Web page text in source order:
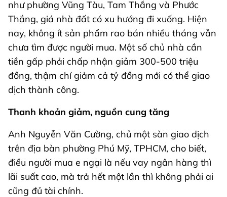
như phường Vũng Tàu, Tam Thắng và Phước
Thắng, giá nhà đất có xu hướng đi xuống. Hiện
nay, không ít sản phẩm rao bán nhiều tháng vẫn
chưa tìm được người mua. Một số chủ nhà cần
tiền gấp phải chấp nhận giảm 300-500 triệu
đồng, thậm chí giảm cả tỷ đồng mới có thể giao
dịch thành công.
Thanh khoản giảm, nguồn cung tăng
Anh Nguyễn Văn Cường, chủ một sàn giao dịch
trên địa bàn phường Phú Mỹ, TPHCM, cho biết,
điều người mua e ngại là nếu vay ngân hàng thì
lãi suất cao, mà trả hết một lần thì không phải ai
cũng đủ tài chính.